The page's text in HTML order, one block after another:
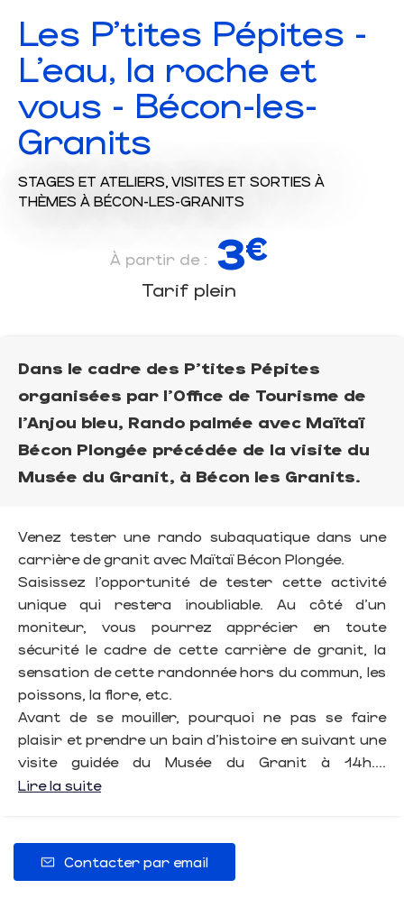
Les P'tites Pépites -
L'eau, la roche et
vous - Bécon-les-
Granits
STAGES ET ATELIERS, VISITES ET SORTIES À
THÈMES À BÉCON-LES-GRANITS
À partir de : 3€
Tarif plein
Dans le cadre des P'tites Pépites
organisées par l'Office de Tourisme de
l'Anjou bleu, Rando palmée avec Maïtaï
Bécon Plongée précédée de la visite du
Musée du Granit, à Bécon les Granits.
Venez tester une rando subaquatique dans une
carrière de granit avec Maïtaï Bécon Plongée.
Saisissez l’opportunité de tester cette activité
unique qui restera inoubliable. Au côté d’un
moniteur, vous pourrez apprécier en toute
sécurité le cadre de cette carrière de granit, la
sensation de cette randonnée hors du commun, les
poissons, la flore, etc.
Avant de se mouiller, pourquoi ne pas se faire
plaisir et prendre un bain d’histoire en suivant une
visite guidée du Musée du Granit à 14h....
Lire la suite
Contacter par email